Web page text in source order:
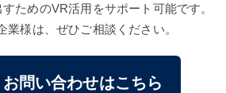
ためのVR活用をサポート可能です。
業様は、ぜひご相談ください。
問い合わせはこちら